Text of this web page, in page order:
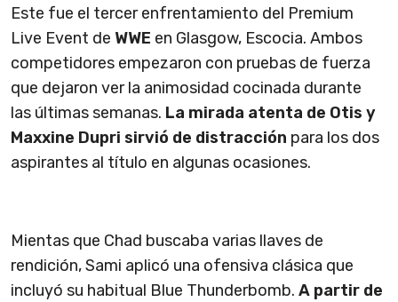
Este fue el tercer enfrentamiento del Premium
Live Event de WWE en Glasgow, Escocia. Ambos
competidores empezaron con pruebas de fuerza
que dejaron ver la animosidad cocinada durante
las últimas semanas. La mirada atenta de Otis y
Maxxine Dupri sirvió de distracción para los dos
aspirantes al título en algunas ocasiones.
Mientas que Chad buscaba varias llaves de
rendición, Sami aplicó una ofensiva clásica que
incluyó su habitual Blue Thunderbomb. A partir de